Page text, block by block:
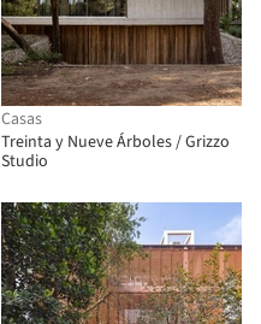
Casas
Treinta y Nueve Árboles / Grizzo
Studio